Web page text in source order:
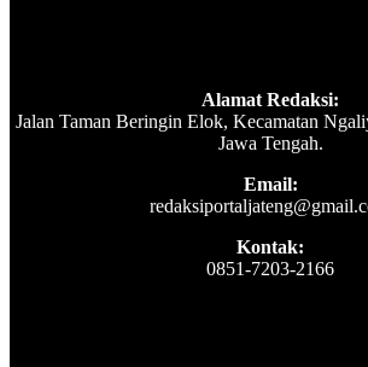
Alamat Redaksi:
Jalan Taman Beringin Elok, Kecamatan
Jawa Tengah.
Email:
Kontak:
0851-7203-2166